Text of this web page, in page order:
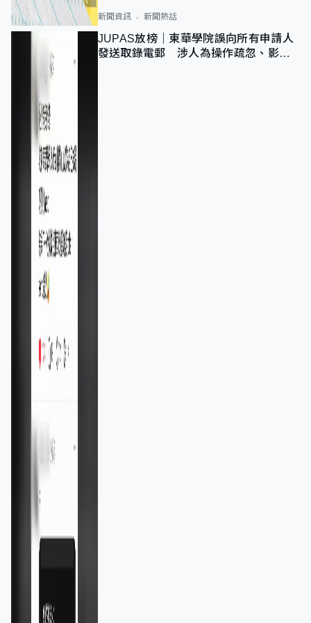
新聞資訊 新聞熱話
JUPAS放榜｜東華學院誤向所有申請人
發送取錄電郵 涉人為操作疏忽、影響